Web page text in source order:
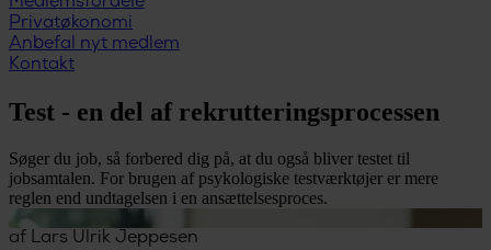
Privatøkonomi
Anbefal nyt medlem
Kontakt
Test - en del af rekrutteringsprocessen
Søger du job, så forbered dig på, at du også bliver testet til
jobsamtalen. For brugen af psykologiske testværktøjer er mere
reglen end undtagelsen i en ansættelsesproces.
af Lars Ulrik Jeppesen